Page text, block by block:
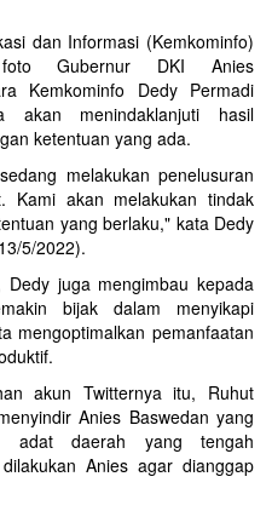
dan Informasi (Kemkominfo)
Gubernur DKI Anies
Kemkominfo Dedy Permadi
akan menindaklanjuti hasil
ketentuan yang ada.
melakukan penelusuran
Kami akan melakukan tindak
yang berlaku," kata Dedy
5/2022).
juga mengimbau kepada
bijak dalam menyikapi
mengoptimalkan pemanfaatan
akun Twitternya itu, Ruhut
Anies Baswedan yang
adat daerah yang tengah
Anies agar dianggap